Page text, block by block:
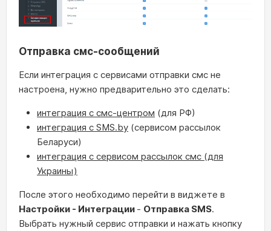
Отправка смс-сообщений
Если интеграция с сервисами отправки смс не
настроена, нужно предварительно это сделать:
интеграция с смс-центром (для РФ)
интеграция с SMS.by (сервисом рассылок
Беларуси)
интеграция с сервисом рассылок смс (для
Украины)
После этого необходимо перейти в виджете в
Настройки - Интеграции - Отправка SMS.
Выбрать нужный сервис отправки и нажать кнопку